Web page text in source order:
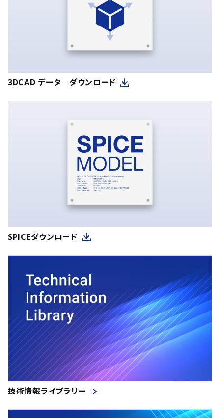
3DCAD データ ダウンロード
SPICEダウンロード
技術情報ライブラリー